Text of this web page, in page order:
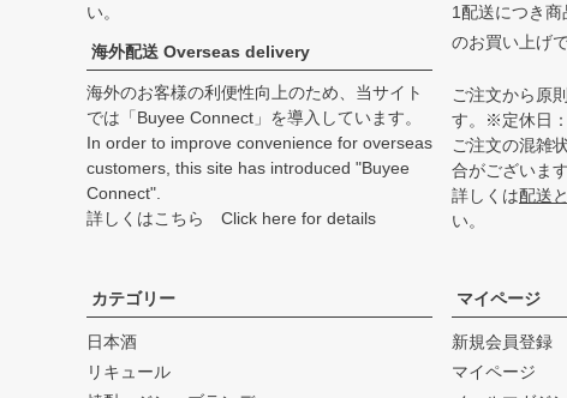
い。
海外配送 Overseas delivery
海外のお客様の利便性向上のため、当サイト
では「Buyee Connect」を導入しています。
In order to improve convenience for overseas
customers, this site has introduced "Buyee
Connect".
詳しくはこちら Click here for details
1配送につき
のお買い上げ
ご注文から原
す。※定休日
ご注文の混雑
合がございます
詳しくは配送
い。
カテゴリー
日本酒
リキュール
マイページ
新規会員登録
マイページ